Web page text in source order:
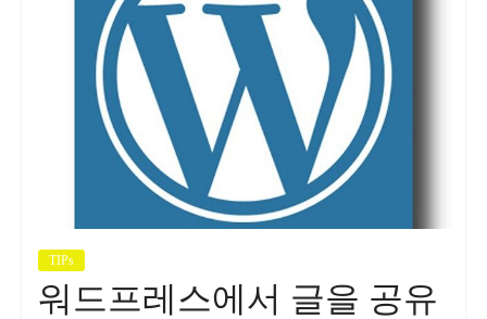
TIPs
워드프레스에서 글을 공유